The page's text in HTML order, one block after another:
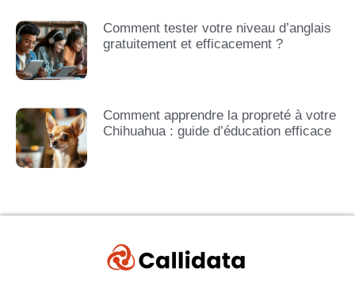
Comment tester votre niveau d’anglais
gratuitement et efficacement ?
Comment apprendre la propreté à votre
Chihuahua : guide d’éducation efficace